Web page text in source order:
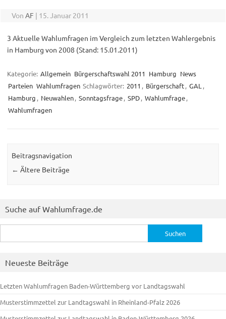
Von AF | 15. Januar 2011
3 Aktuelle Wahlumfragen im Vergleich zum letzten Wahlergebnis
in Hamburg von 2008 (Stand: 15.01.2011)
Kategorie: Allgemein Bürgerschaftswahl 2011 Hamburg News
Parteien Wahlumfragen Schlagwörter: 2011 , Bürgerschaft, GAL ,
Hamburg , Neuwahlen, Sonntagsfrage, SPD, Wahlumfrage,
Wahlumfragen
Beitragsnavigation
← Ältere Beiträge
Suche auf Wahlumfrage.de
nach:
Neueste Beiträge
Letzten Wahlumfragen Baden-Württemberg vor Landtagswahl
Musterstimmzettel zur Landtagswahl in Rheinland-Pfalz 2026